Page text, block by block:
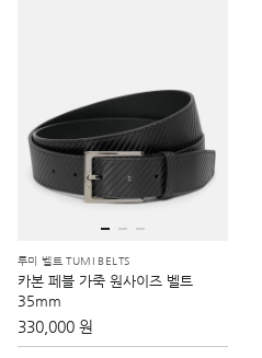
투미 벨트 TUMI BELTS
카본 페블 가죽 원사이즈 벨트
35mm
330,000 원